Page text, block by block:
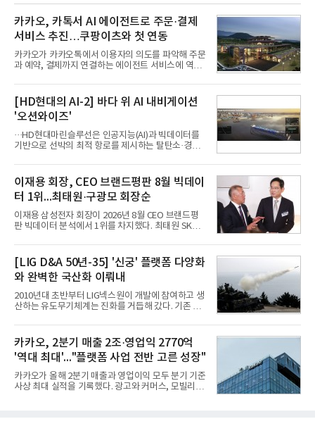
카카오, 카톡서 AI 에이전트로 주문·결제
서비스 추진…쿠팡이츠와 첫 연동
카카오가 카카오톡에서 이용자의 의도를 파악해 주문
과 예약, 결제까지 연결하는 에이전트 서비스에 역량
행 등으로 적용 범위를 넓혀 AI를 새로운 톡비즈 성장
축으로 만들겠다는 구상이다.정신아 카카오 대표는 6
일 열린 2분기 실적 발표 컨퍼런스콜에서 "AI는 톡비
즈 성장 재점화의 핵심이자 주요 매출원으로 자리 잡
을 것"이라며 이같은 AI 사업 전략을 공개했다. 카카
오는 이날 함께 발표한 2분기 연결 매출이 전년 동기
대비 9% 증가한 2조985억원, 영업이익은 36% 늘어
17% 증가하
[HD현대의 AI-2] 바다 위 AI 내비게이션
'오션와이즈'
···HD현대마린슬루선은 인공지능(AI)과 빅데이터를
기반으로 선박의 최적 항로를 제시하는 탈탄소·경제
장비 설치 없이 일고리즘 만으로 선박의 탄소 배출량
을 모니터링 및 예측하며, 연료 소비를 최소화하는 운
항 가이드라인을 제공한다.오션와이즈의 핵심 기능은
CI(탄소집약도지수) 실시간 관리 예측, 시 기반 최적
항로 추천, 선단 관리 등이다. HD현대오일뱅크와의
실증에서는 총 13개 구간, 10만6000km 항해를 통해
평균 5.3%의 연료 질감 효과를 입증했다. 이는 연간 1
의 핵심
이재용 회장, CEO 브랜드평판 8월 빅데이
터 1위...최태원·구광모 회장순
이재용 삼성전자 회장이 2026년 8월 CEO 브랜드평
판 빅데이터 분석에서 1위를 차지했다. 최태원 SK그
국기업평판연구소(소장 구창환)는 빅데이터뉴스와
함께 60명의 CEO 브랜드를 대상으로 2026년 7월 6
일부터 8월 6일까지 수집된 소비자 빅데이터
7,395,735건을 분석한 결과, 삼성 이재용 회장이 브
랜드평판지수 1,984,715를 기록하며 8월 1위에 올랐
다고 밝혔다. 분석에 활용된 빅데이터는 지난 7월
(14,233,797건) 대비 48.04% 감소한 수치다.8월
김승연, 이재현, 강호동, 김범수, 양종
[LIG D&A 50년-35] '신궁' 플랫폼 다양화
와 완벽한 국산화 이뤄내
2010년대 초반부터 LIG넥스원이 개발에 참여하고 생
산하는 유도무기체계는 진화를 거듭해 갔다. 기존 무
용도가 떨어지는 재래식 무기를 새롭게 활용하는 방
안이 강구됐다. 또 핵심 구성품 국산화를 통해 수출상
의 제약을 해소하고자 노력했다. 이러한 LIG넥스원의
신기술 개발 성과가 집약된 무기체계가 바로 휴대용
지대공 유도무기 ‘신궁’이다.신궁은 이미 2009년 수
출을 위한 개량형 멀티런처 개발을 완료함으로써 기
능 다양화와 계열화 가능성을 선보인 바 있었다. 이번
카카오, 2분기 매출 2조·영업익 2770억
'역대 최대'..."플랫폼 사업 전반 고른 성장"
카카오가 올해 2분기 매출과 영업이익 모두 분기 기준
사상 최대 실적을 기록했다. 광고와 커머스, 모빌리